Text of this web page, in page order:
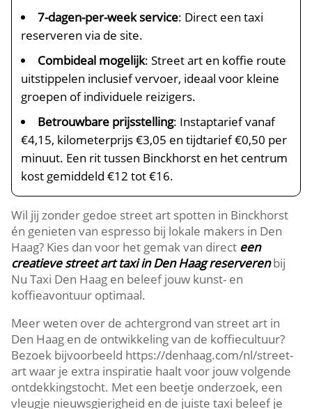
7-dagen-per-week service: Direct een taxi
reserveren via de site.​
Combideal mogelijk: Street art en koffie route
uitstippelen inclusief vervoer, ideaal voor kleine
groepen of individuele reizigers.​
Betrouwbare prijsstelling: Instaptarief vanaf
€4,15, kilometerprijs €3,05 en tijdtarief €0,50 per
minuut.​ Een rit tussen Binckhorst en het centrum
kost gemiddeld €12 tot €16.​
Wil jij zonder gedoe street art spotten in Binckhorst
én genieten van espresso bij lokale makers in Den
Haag? Kies dan voor het gemak van direct een
creatieve street art taxi in Den Haag reserverenbij
Nu Taxi Den Haag en beleef jouw kunst- en
koffieavontuur optimaal.​
Meer weten over de achtergrond van street art in
Den Haag en de ontwikkeling van de koffiecultuur?
Bezoek bijvoorbeeld https://denhaag.​com/nl/street-
art waar je extra inspiratie haalt voor jouw volgende
ontdekkingstocht.​ Met een beetje onderzoek, een
vleugje nieuwsgierigheid en de juiste taxi beleef je